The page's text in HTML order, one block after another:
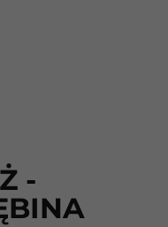
-